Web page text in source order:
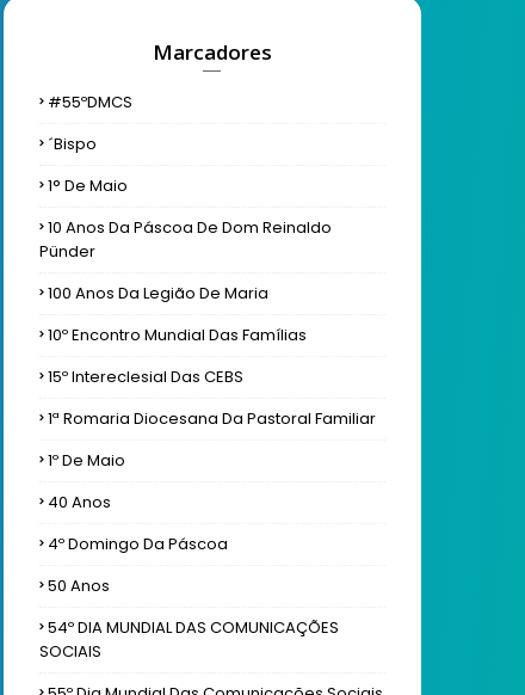
Marcadores
#55ºDMCS
´bispo
1° De Maio
10 Anos Da Páscoa De Dom Reinaldo
Pünder
100 Anos Da Legião De Maria
10º Encontro Mundial Das Famílias
15º Intereclesial Das CEBS
1ª Romaria Diocesana Da Pastoral Familiar
1º De Maio
40 Anos
4º Domingo Da Páscoa
50 Anos
54º DIA MUNDIAL DAS COMUNICAÇÕES
SOCIAIS